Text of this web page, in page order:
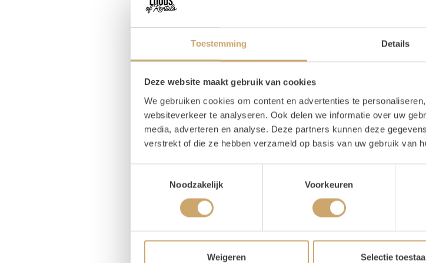
Toestemming Details
Deze website maakt gebruik van cookies
We gebruiken cookies om content en advertenties te
websiteverkeer te analyseren. Ook delen we informatie over uw
media, adverteren en analyse. Deze partners kunnen deze
verstrekt of die ze hebben verzameld op basis van uw gebruik van
Noodzakelijk
Voorkeuren
Weigeren Selectie
Producteigenschappen